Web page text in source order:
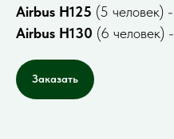
Airbus H125 (5 человек) -
Airbus H130 (6 человек) -
Заказать